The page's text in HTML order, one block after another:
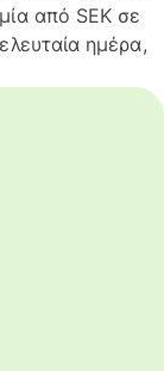
από SEK σε
ημέρα,